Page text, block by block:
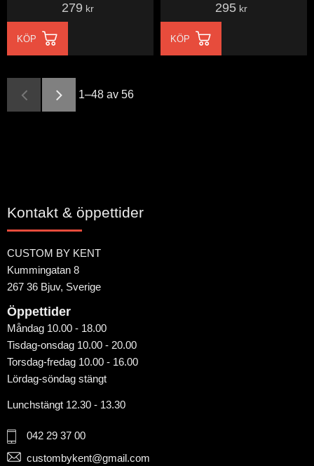
279 kr
KÖP
295 kr
KÖP
1–48 av 56
Kontakt & öppettider
CUSTOM BY KENT
Kummingatan 8
267 36 Bjuv, Sverige
Öppettider
Måndag 10.00 - 18.00
Tisdag-onsdag 10.00 - 20.00
Torsdag-fredag 10.00 - 16.00
Lördag-söndag stängt
Lunchstängt 12.30 - 13.30
042 29 37 00
custombykent@gmail.com